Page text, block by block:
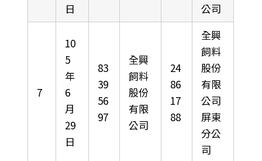
日
公司
7
10
5
年
6
月
29
日
83
39
56
97
全興
飼料
股份
有限
公司
24
86
17
88
全興
飼料
股份
有限
公司
屏東
分公
司